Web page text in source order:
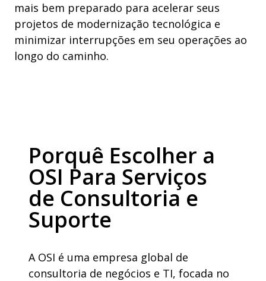
mais bem preparado para acelerar seus
projetos de modernização tecnológica e
minimizar interrupções em seu operações ao
longo do caminho.
Porquê Escolher a
OSI Para Serviços
de Consultoria e
Suporte
A OSI é uma empresa global de
consultoria de negócios e TI, focada no